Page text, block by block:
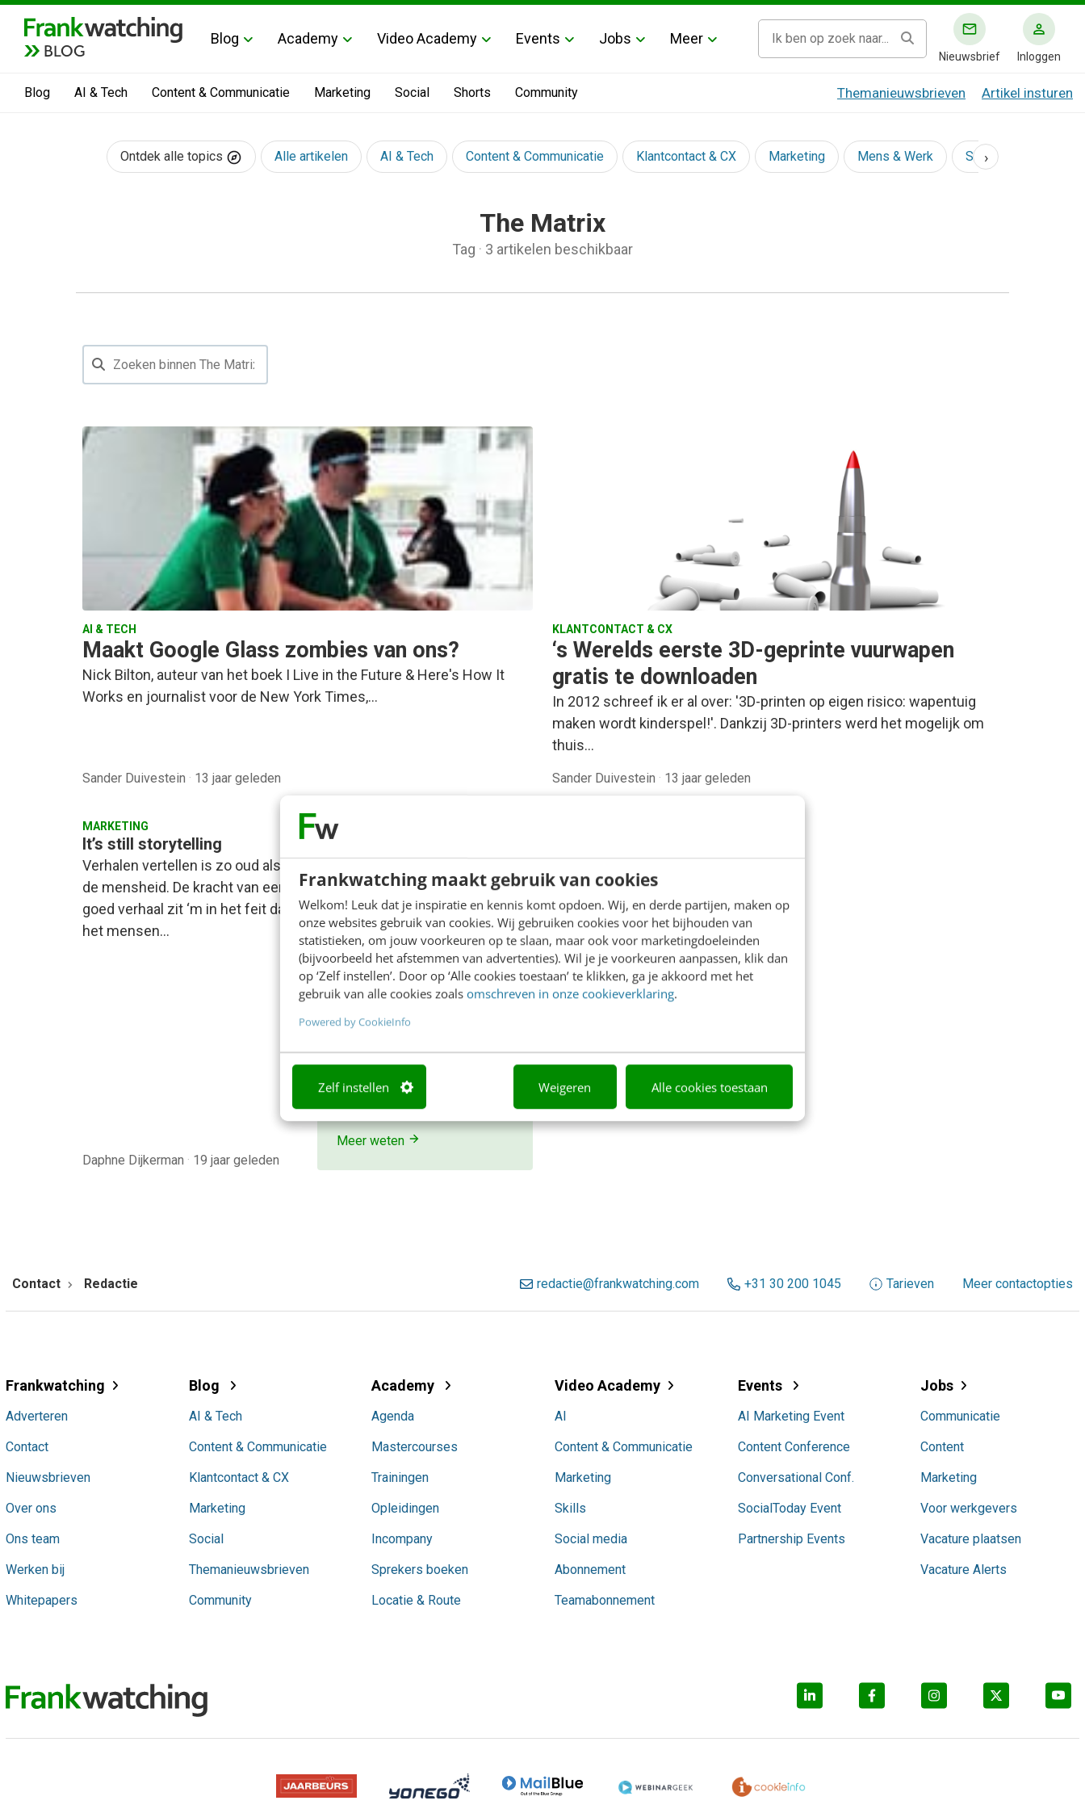
Frankwatching maakt gebruik van cookies
Welkom! Leuk dat je inspiratie en kennis komt opdoen. Wij, en derde partijen, maken op
onze websites gebruik van cookies. Wij gebruiken cookies voor het bijhouden van
statistieken, om jouw voorkeuren op te slaan, maar ook voor marketingdoeleinden
(bijvoorbeeld het afstemmen van advertenties). Wil je je voorkeuren aanpassen, klik dan
op ‘Zelf instellen’. Door op ‘Alle cookies toestaan’ te klikken, ga je akkoord met het
gebruik van alle cookies zoals omschreven in onze cookieverklaring.
Powered by CookieInfo
Zelf instellen Weigeren Alle cookies toestaan
BLOG
Blog Academy Video Academy Events Jobs Meer
Nieuwsbrief Inloggen
Blog AI & Tech Content & Communicatie Marketing Social Shorts Community Themanieuwsbrieven Artikel insturen
Ontdek alle topics Alle artikelen AI & Tech Content & Communicatie Klantcontact & CX Marketing Mens & Werk Social
›
The Matrix
Tag · 3 artikelen beschikbaar
AI & TECH
Maakt Google Glass zombies van ons?
Nick Bilton, auteur van het boek I Live in the Future & Here's How It
Works en journalist voor de New York Times,…
Sander Duivestein · 13 jaar geleden
KLANTCONTACT & CX
‘s Werelds eerste 3D-geprinte vuurwapen
gratis te downloaden
In 2012 schreef ik er al over: '3D-printen op eigen risico: wapentuig
maken wordt kinderspel!'. Dankzij 3D-printers werd het mogelijk om
thuis…
Sander Duivestein · 13 jaar geleden
MARKETING
It’s still storytelling
Verhalen vertellen is zo oud als
de mensheid. De kracht van een
goed verhaal zit ‘m in het feit dat
het mensen…
Daphne Dijkerman · 19 jaar geleden
ONLINE MASTERCLASS
De nieuwe SEO- &
GEO-spelregels
In 2,5 uur van Google-first naar
AI-first: zo wordt je content
beter gevonden. Schrijf je in en
bekijk direct.
Meer weten
Contact Redactie redactie@frankwatching.com +31 30 200 1045 Tarieven Meer contactopties
Frankwatching
Adverteren
Contact
Nieuwsbrieven
Over ons
Ons team
Werken bij
Whitepapers
Blog
AI & Tech
Content & Communicatie
Klantcontact & CX
Marketing
Social
Themanieuwsbrieven
Community
Academy
Agenda
Mastercourses
Trainingen
Opleidingen
Incompany
Sprekers boeken
Locatie & Route
Video Academy
AI
Content & Communicatie
Marketing
Skills
Social media
Abonnement
Teamabonnement
Events
AI Marketing Event
Content Conference
Conversational Conf.
SocialToday Event
Partnership Events
Jobs
Communicatie
Content
Marketing
Voor werkgevers
Vacature plaatsen
Vacature Alerts